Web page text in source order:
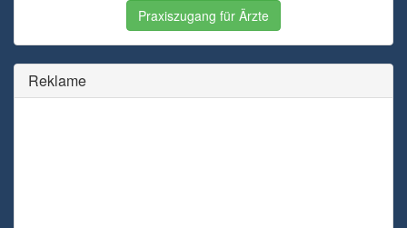
Praxiszugang für Ärzte
Reklame